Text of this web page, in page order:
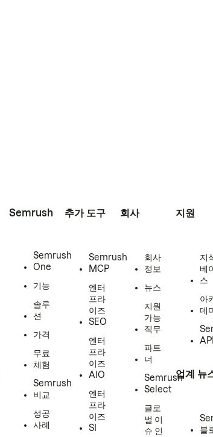
Semrush
Semrush
One
기능
솔루
션
가격
무료
체험
Semrush
비교
성공
사례
추가 도구
Semrush
MCP
엔터
프라
이즈
SEO
엔터
프라
이즈
AIO
엔터
프라
이즈
SI
회사
회사
정보
뉴스
지원
가능
직무
파트
너
Semrush
Select
글로
벌 이
슈 인
지원
지
베
스
아
데
업계 뉴
블